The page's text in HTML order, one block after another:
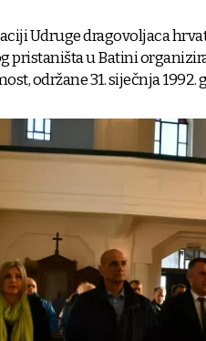
Udruge dragovoljaca
pristaništa u Batini
održane 31. siječnja 1992.